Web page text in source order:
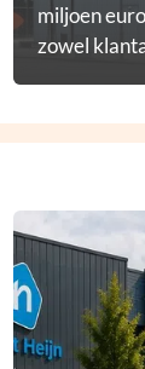
miljoen
zowel